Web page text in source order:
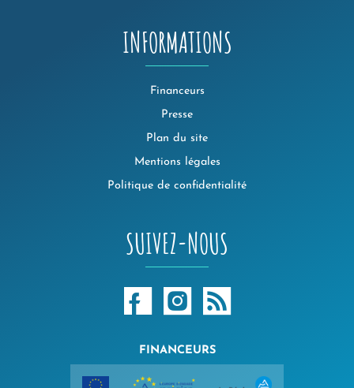
INFORMATIONS
Financeurs
Presse
Plan du site
Mentions légales
Politique de confidentialité
SUIVEZ-NOUS
FINANCEURS